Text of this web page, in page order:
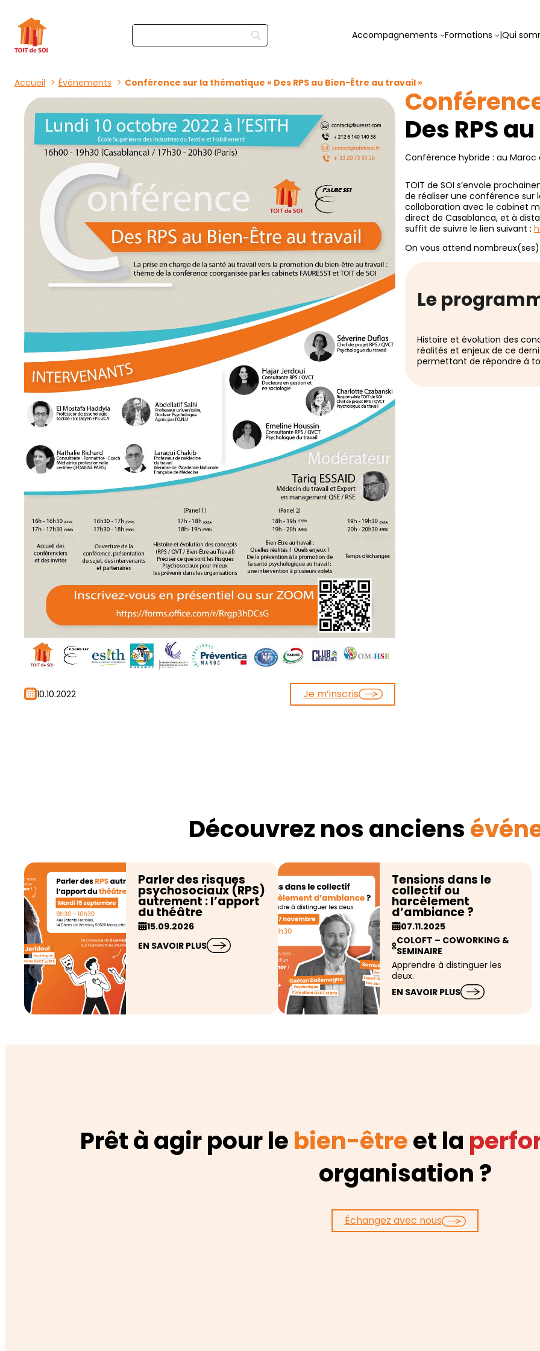
Accompagnements Formations |Qui
Accueil Événements Conférence sur la thématique « Des RPS au Bien-Être au travail »
10.10.2022 Je m’inscris
Des RPS
Conférence hybride : au Maroc
TOIT de SOI s’envole
de réaliser une conférence sur
collaboration avec le cabinet
direct de Casablanca, et à
suffit de suivre le lien suivant :
On vous attend
Le
Histoire et évolution des
réalités et enjeux de ce
permettant de répondre à
Découvrez nos anciens
Parler des risques
psychosociaux (RPS)
autrement : l’apport
du théâtre
15.09.2026
EN SAVOIR PLUS
Tensions dans le
collectif ou
harcèlement
d’ambiance ?
07.11.2025
COLOFT – COWORKING &
SEMINAIRE
Apprendre à distinguer les
deux.
EN SAVOIR PLUS
Prêt à agir pour le bien-êtreet la
organisation ?
Échangez avec nous